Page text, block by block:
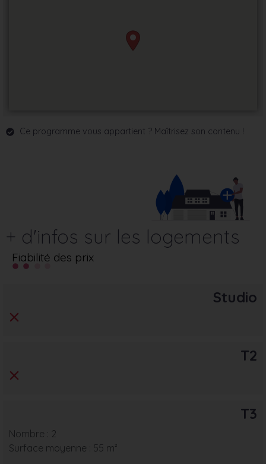
Ce programme vous appartient ? Maîtrisez son contenu !
+ d'infos sur les logements
Fiabilité des prix
Studio
T2
T3
Nombre : 2
Surface moyenne : 55 m²